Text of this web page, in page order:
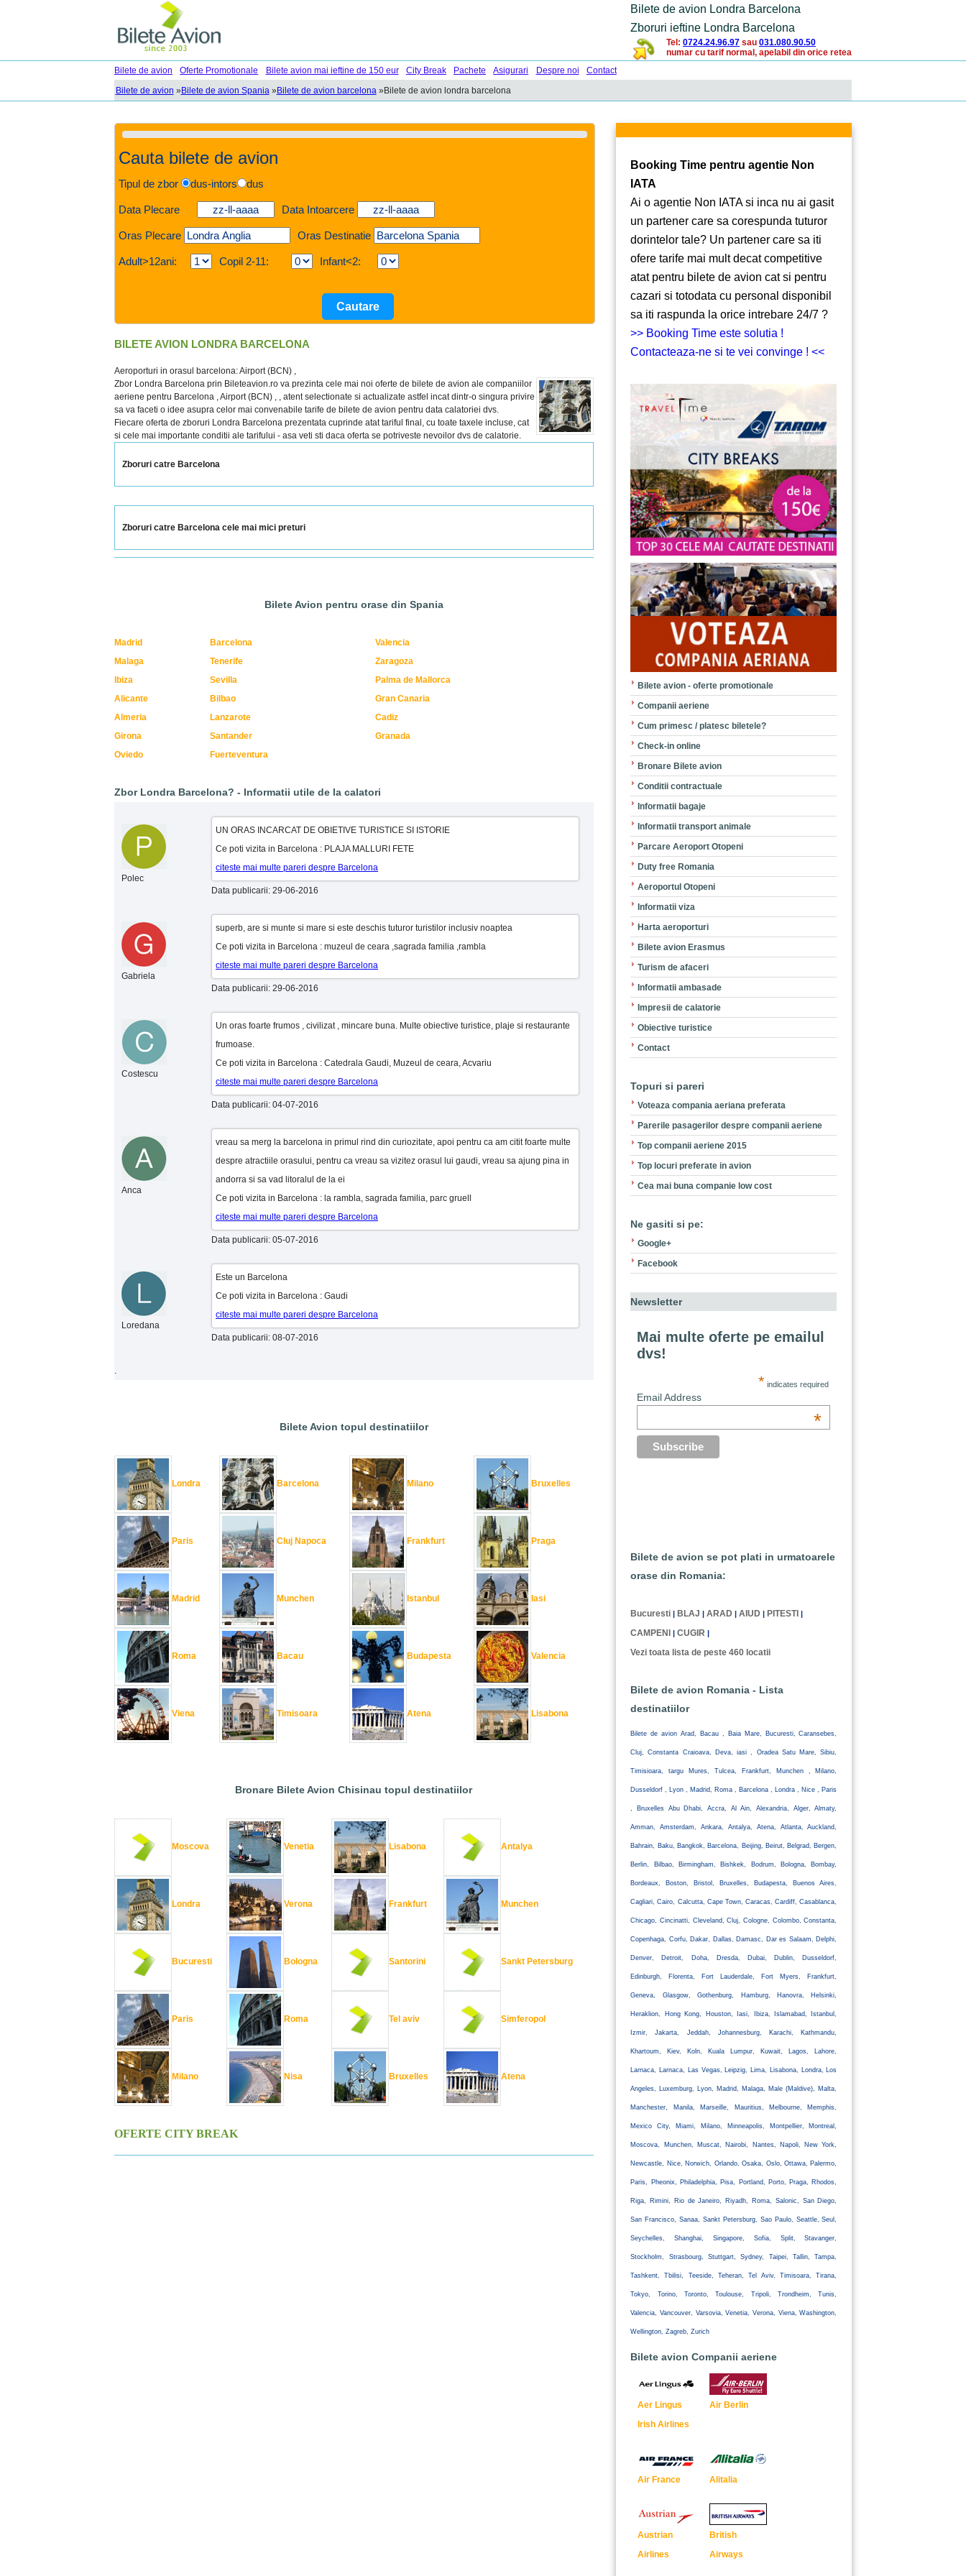
Bilete de avion Londra Barcelona
Zboruri ieftine Londra Barcelona
Tel: 0724.24.96.97 sau 031.080.90.50
numar cu tarif normal, apelabil din orice retea
Bilete de avion
Oferte Promotionale Bilete avion mai ieftine de 150 eur City Break Pachete Asigurari Despre noi
Contact
Bilete de avion »Bilete de avion Spania »Bilete de avion barcelona »Bilete de avion londra barcelona
Cauta bilete de avion
Tipul de zbor dus-intors dus
Data Plecare Data Intoarcere
Oras Plecare Oras Destinatie
Adult>12ani: Copil 2-11: Infant<2:
BILETE AVION LONDRA BARCELONA
Aeroporturi in orasul barcelona: Airport (BCN) ,
Zbor Londra Barcelona prin Bileteavion.ro va prezinta cele mai noi oferte de bilete de avion ale companiilor
aeriene pentru Barcelona , Airport (BCN) , , atent selectionate si actualizate astfel incat dintr-o singura privire
sa va faceti o idee asupra celor mai convenabile tarife de bilete de avion pentru data calatoriei dvs.
Fiecare oferta de zboruri Londra Barcelona prezentata cuprinde atat tariful final, cu toate taxele incluse, cat
si cele mai importante conditii ale tarifului - asa veti sti daca oferta se potriveste nevoilor dvs de calatorie.
Zboruri catre Barcelona
Zboruri catre Barcelona cele mai mici preturi
Bilete Avion pentru orase din Spania
Madrid Barcelona
Valencia
Malaga
Tenerife
Zaragoza
Ibiza
Sevilla
Palma de Mallorca
Alicante
Bilbao
Gran Canaria
Almeria
Lanzarote
Cadiz
Girona
Santander
Granada
Oviedo
Fuerteventura
Zbor Londra Barcelona? - Informatii utile de la calatori
Polec
UN ORAS INCARCAT DE OBIETIVE TURISTICE SI ISTORIE
Ce poti vizita in Barcelona : PLAJA MALLURI FETE
citeste mai multe pareri despre Barcelona
Data publicarii: 29-06-2016
Gabriela
superb, are si munte si mare si este deschis tuturor turistilor inclusiv noaptea
Ce poti vizita in Barcelona : muzeul de ceara ,sagrada familia ,rambla
citeste mai multe pareri despre Barcelona
Data publicarii: 29-06-2016
Costescu
Un oras foarte frumos , civilizat , mincare buna. Multe obiective turistice, plaje si restaurante
frumoase.
Ce poti vizita in Barcelona : Catedrala Gaudi, Muzeul de ceara, Acvariu
citeste mai multe pareri despre Barcelona
Data publicarii: 04-07-2016
Anca
vreau sa merg la barcelona in primul rind din curiozitate, apoi pentru ca am citit foarte multe
despre atractiile orasului, pentru ca vreau sa vizitez orasul lui gaudi, vreau sa ajung pina in
andorra si sa vad litoralul de la ei
Ce poti vizita in Barcelona : la rambla, sagrada familia, parc gruell
citeste mai multe pareri despre Barcelona
Data publicarii: 05-07-2016
Loredana
Este un Barcelona
Ce poti vizita in Barcelona : Gaudi
citeste mai multe pareri despre Barcelona
Data publicarii: 08-07-2016
.
Bilete Avion topul destinatiilor
Londra
Paris
Madrid
Roma
Viena
Barcelona
Cluj Napoca
Munchen
Bacau
Timisoara
Milano
Frankfurt
Istanbul
Budapesta
Atena
Bruxelles
Praga
Iasi
Valencia
Lisabona
Bronare Bilete Avion Chisinau topul destinatiilor
Moscova
Londra
Bucuresti
Paris
Milano
Venetia
Verona
Bologna
Roma
Nisa
Lisabona
Frankfurt
Santorini
Tel aviv
Bruxelles
Antalya
Munchen
Sankt Petersburg
Simferopol
Atena
OFERTE CITY BREAK
Booking Time pentru agentie Non
IATA
Ai o agentie Non IATA si inca nu ai gasit
un partener care sa corespunda tuturor
dorintelor tale? Un partener care sa iti
ofere tarife mai mult decat competitive
atat pentru bilete de avion cat si pentru
cazari si totodata cu personal disponibil
sa iti raspunda la orice intrebare 24/7 ?
>> Booking Time este solutia !
Contacteaza-ne si te vei convinge ! <<
Bilete avion - oferte promotionale
Companii aeriene
Cum primesc / platesc biletele?
Check-in online
Bronare Bilete avion
Conditii contractuale
Informatii bagaje
Informatii transport animale
Parcare Aeroport Otopeni
Duty free Romania
Aeroportul Otopeni
Informatii viza
Harta aeroporturi
Bilete avion Erasmus
Turism de afaceri
Informatii ambasade
Impresii de calatorie
Obiective turistice
Contact
Topuri si pareri
Voteaza compania aeriana preferata
Parerile pasagerilor despre companii aeriene
Top companii aeriene 2015
Top locuri preferate in avion
Cea mai buna companie low cost
Ne gasiti si pe:
Google+
Facebook
Newsletter
Mai multe oferte pe emailul
dvs!
* indicates required
Email Address
*
Bilete de avion se pot plati in urmatoarele
orase din Romania:
Bucuresti | BLAJ |ARAD |AIUD | PITESTI |
CAMPENI |CUGIR |
Vezi toata lista de peste 460 locatii
Bilete de avion Romania - Lista
destinatiilor
Bilete de avion Arad, Bacau , Baia Mare, Bucuresti, Caransebes,
Cluj, Constanta Craioava, Deva, iasi , Oradea Satu Mare, Sibiu,
Timisioara, targu Mures, Tulcea, Frankfurt, Munchen , Milano,
Dusseldorf , Lyon , Madrid, Roma , Barcelona , Londra , Nice , Paris
, Bruxelles Abu Dhabi, Accra, Al Ain, Alexandria, Alger, Almaty,
Amman, Amsterdam, Ankara, Antalya, Atena, Atlanta, Auckland,
Bahrain, Baku, Bangkok, Barcelona, Beijing, Beirut, Belgrad, Bergen,
Berlin, Bilbao, Birmingham, Bishkek, Bodrum, Bologna, Bombay,
Bordeaux, Boston, Bristol, Bruxelles, Budapesta, Buenos Aires,
Cagliari, Cairo, Calcutta, Cape Town, Caracas, Cardiff, Casablanca,
Chicago, Cincinatti, Cleveland, Cluj, Cologne, Colombo, Constanta,
Copenhaga, Corfu, Dakar, Dallas, Damasc, Dar es Salaam, Delphi,
Denver, Detroit, Doha, Dresda, Dubai, Dublin, Dusseldorf,
Edinburgh, Florenta, Fort Lauderdale, Fort Myers, Frankfurt,
Geneva, Glasgow, Gothenburg, Hamburg, Hanovra, Helsinki,
Heraklion, Hong Kong, Houston, Iasi, Ibiza, Islamabad, Istanbul,
Izmir, Jakarta, Jeddah, Johannesburg, Karachi, Kathmandu,
Khartoum, Kiev, Koln, Kuala Lumpur, Kuwait, Lagos, Lahore,
Larnaca, Larnaca, Las Vegas, Leipzig, Lima, Lisabona, Londra, Los
Angeles, Luxemburg, Lyon, Madrid, Malaga, Male (Maldive), Malta,
Manchester, Manila, Marseille, Mauritius, Melbourne, Memphis,
Mexico City, Miami, Milano, Minneapolis, Montpellier, Montreal,
Moscova, Munchen, Muscat, Nairobi, Nantes, Napoli, New York,
Newcastle, Nice, Norwich, Orlando, Osaka, Oslo, Ottawa, Palermo,
Paris, Pheonix, Philadelphia, Pisa, Portland, Porto, Praga, Rhodos,
Riga, Rimini, Rio de Janeiro, Riyadh, Roma, Salonic, San Diego,
San Francisco, Sanaa, Sankt Petersburg, Sao Paulo, Seattle, Seul,
Seychelles, Shanghai, Singapore, Sofia, Split, Stavanger,
Stockholm, Strasbourg, Stuttgart, Sydney, Taipei, Tallin, Tampa,
Tashkent, Tbilisi, Teeside, Teheran, Tel Aviv, Timisoara, Tirana,
Tokyo, Torino, Toronto, Toulouse, Tripoli, Trondheim, Tunis,
Valencia, Vancouver, Varsovia, Venetia, Verona, Viena, Washington,
Wellington, Zagreb, Zurich
Bilete avion Companii aeriene
Aer Lingus
Irish Airlines
Air Berlin
Air France Alitalia
Austrian
Airlines
British
Airways